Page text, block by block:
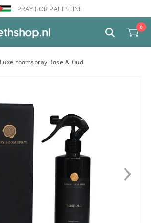
PRAY FOR PALESTINE
0
Luxe roomspray Rose & Oud